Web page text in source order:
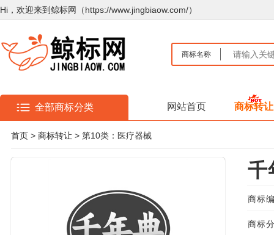
Hi，欢迎来到鲸标网（https://www.jingbiaow.com/）
商标名称
全部商标分类 网站首页 商标转让
首页 > 商标转让 > 第10类：医疗器械
千
商标
商标